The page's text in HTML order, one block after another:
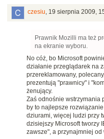
czesiu, 19 sierpnia 2009,
Prawnik Mozilli ma też
na ekranie wyboru.
No cóż, bo Microsoft
działanie przeglądarek na
przereklamowany,
prezentują "prawnicy" i
żenujący.
Zaś odnośnie wstrzymania
by to najlepsze
dziurami, więcej ludzi przy
dzisiejszy Microsoft tworzy
zawsze", a przynajmniej